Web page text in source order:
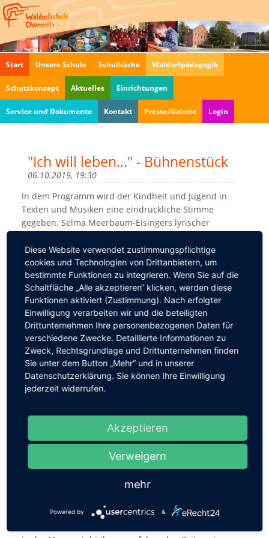
Start Unsere Schule Schulküche Waldorfpädagogik
Schutzkonzept Aktuelles Einrichtungen
Service und Dokumente Kontakt Presse/Galerie Login
"Ich will leben..." - Bühnenstück
06.10.2019, 19:30
In dem Programm wird der Kindheit und Jugend in
Texten und Musiken eine eindrückliche Stimme
gegeben. Selma Meerbaum-Eisingers lyrischer
Jugendliche angesichts ihrer Deportierung und ihres
frühen Todes, 1941 verfasste, ist Leitmotiv und
Sinnbild für eine hoffnungsvoll-zukünftige und stets
dem Leben zugewandte Kindheit und zugleich für
deren massive und vielfältige Bedrohung. Das
Programm »Ich möchte leben …« beleuchtet die
Schönheit, aber auch die bedrohliche Lage heutiger
Kindheit und versucht, Motive von Rudolf Steiners
Pädagogik, künstlerisch aufleuchten zu lassen.
Tickets
Sitzplatz: 10€
(Sie fördern das Projekt zusätzlich und erhalten eine
Sitzplatzreservierung mit gutem Blick zur Bühne)
Schulverwaltung möglich.
Diese Website verwendet zustimmungspflichtige
cookies und Technologien von Drittanbietern, um
bestimmte Funktionen zu integrieren. Wenn Sie auf die
Schaltfläche „Alle akzeptieren“ klicken, werden diese
Funktionen aktiviert (Zustimmung). Nach erfolgter
Einwilligung verarbeiten wir und die beteiligten
Drittunternehmen Ihre personenbezogenen Daten für
verschiedene Zwecke. Detaillierte Informationen zu
Zweck, Rechtsgrundlage und Drittunternehmen finden
Sie unter dem Button „Mehr“ und in unserer
Datenschutzerklärung. Sie können Ihre Einwilligung
jederzeit widerrufen.
Akzeptieren
Verweigern
mehr
Powered by &